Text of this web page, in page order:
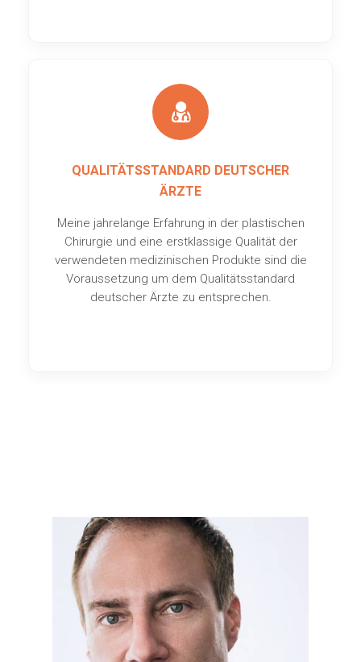
QUALITÄTSSTANDARD DEUTSCHER
ÄRZTE
Meine jahrelange Erfahrung in der plastischen
Chirurgie und eine erstklassige Qualität der
verwendeten medizinischen Produkte sind die
Voraussetzung um dem Qualitätsstandard
deutscher Ärzte zu entsprechen.